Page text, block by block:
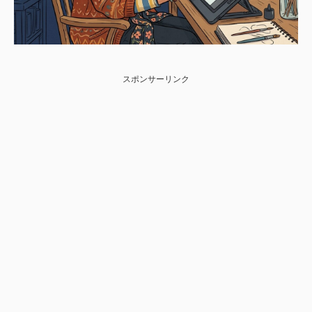
スポンサーリンク